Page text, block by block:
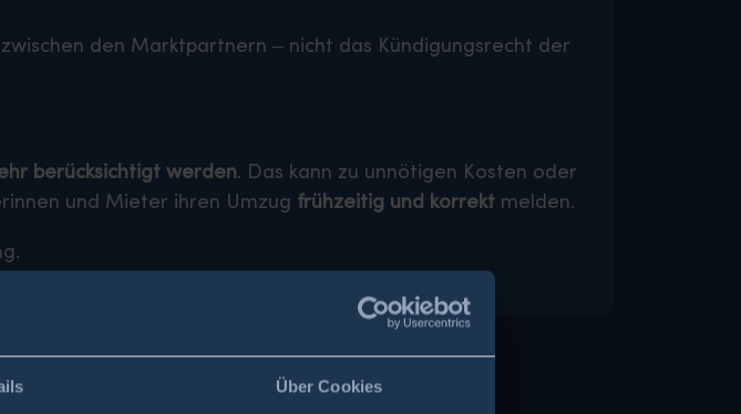
Über Cookies
den Marktpartnern – nicht das Kündigungsrecht der
berücksichtigt werden. Das kann zu unnötigen Kosten oder
und Mieter ihren Umzug frühzeitig und korrekt melden.